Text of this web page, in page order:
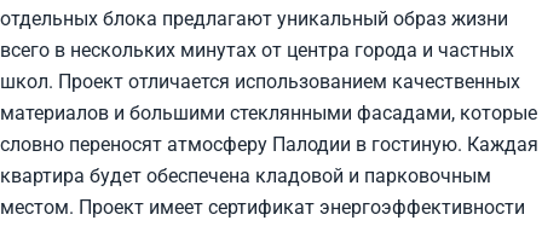
отдельных блока предлагают уникальный образ жизни
всего в нескольких минутах от центра города и частных
школ. Проект отличается использованием качественных
материалов и большими стеклянными фасадами, которые
словно переносят атмосферу Палодии в гостиную. Каждая
квартира будет обеспечена кладовой и парковочным
местом. Проект имеет сертификат энергоэффективности